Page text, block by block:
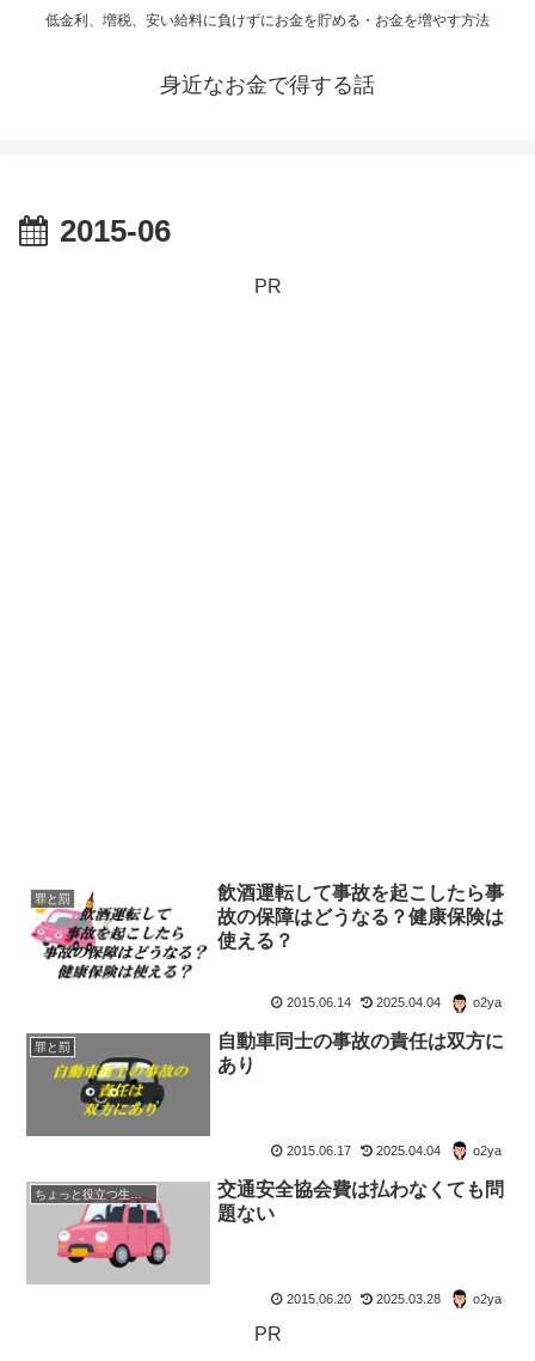
低金利、増税、安い給料に負けずにお金を貯める・お金を増やす方法
身近なお金で得する話
2015-06
PR
罪と罰
飲酒運転して事故を起こしたら事
故の保障はどうなる？健康保険は
使える？
2015.06.14 2025.04.04 o2ya
罪と罰
自動車同士の事故の責任は双方に
あり
2015.06.17 2025.04.04 o2ya
ちょっと役立つ生活の知恵
交通安全協会費は払わなくても問
題ない
2015.06.20 2025.03.28 o2ya
PR